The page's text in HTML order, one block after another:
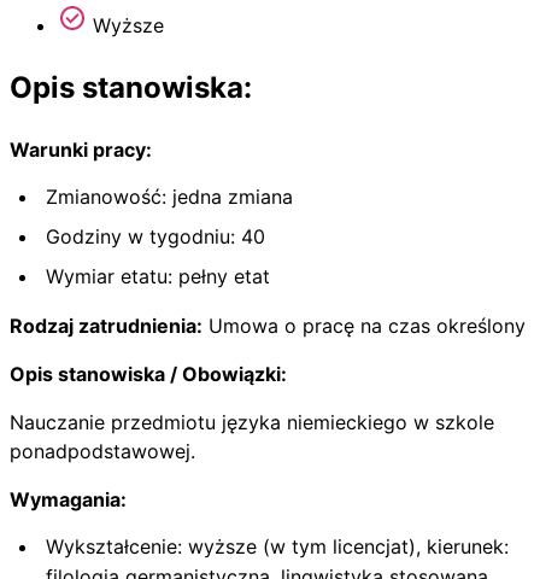
Wyższe
Opis stanowiska:
Warunki pracy:
Zmianowość: jedna zmiana
Godziny w tygodniu: 40
Wymiar etatu: pełny etat
Rodzaj zatrudnienia: Umowa o pracę na czas określony
Opis stanowiska / Obowiązki:
Nauczanie przedmiotu języka niemieckiego w szkole
ponadpodstawowej.
Wymagania:
Wykształcenie: wyższe (w tym licencjat), kierunek: